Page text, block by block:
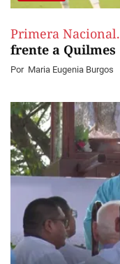
Primera Nacional.
frente a Quilmes
Por Maria Eugenia Burgos